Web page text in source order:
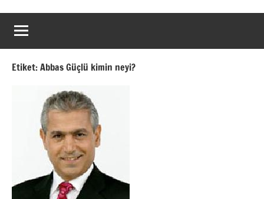
Etiket:Abbas Güçlü kimin neyi?